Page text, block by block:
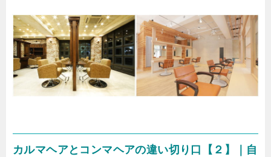
カルマヘアとコンマヘアの違い切り口【２】｜自